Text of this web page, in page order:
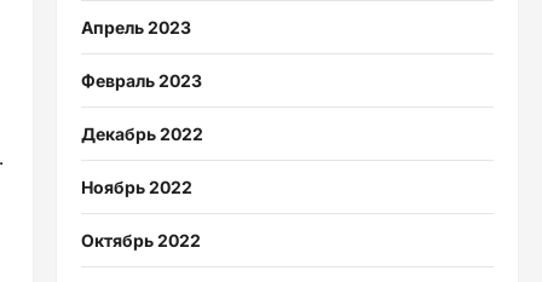
Апрель 2023
Февраль 2023
Декабрь 2022
Ноябрь 2022
Октябрь 2022